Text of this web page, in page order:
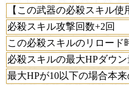
【この武器の必殺スキル使
必殺スキル攻撃回数+2回
この必殺スキルのリロード
必殺スキルの最大HPダウ
最大HPが10以下の場合本